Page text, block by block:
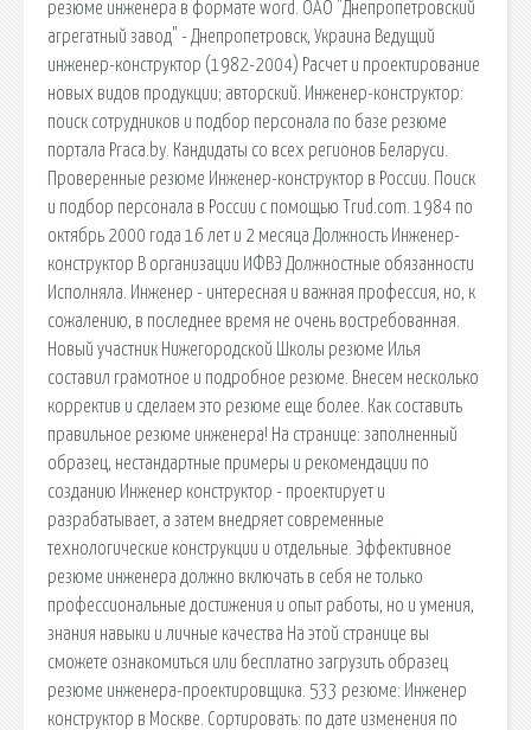
резюме инженера в формате word. ОАО "Днепропетровский
агрегатный завод" - Днепропетровск, Украина Ведущий
инженер-конструктор (1982-2004) Расчет и проектирование
новых видов продукции; авторский. Инженер-конструктор:
поиск сотрудников и подбор персонала по базе резюме
портала Praca.by. Кандидаты со всех регионов Беларуси.
Проверенные резюме Инженер-конструктор в России. Поиск
и подбор персонала в России с помощью Trud.com. 1984 по
октябрь 2000 года 16 лет и 2 месяца Должность Инженер-
конструктор В организации ИФВЭ Должностные обязанности
Исполняла. Инженер - интересная и важная профессия, но, к
сожалению, в последнее время не очень востребованная.
Новый участник Нижегородской Школы резюме Илья
составил грамотное и подробное резюме. Внесем несколько
корректив и сделаем это резюме еще более. Как составить
правильное резюме инженера! На странице: заполненный
образец, нестандартные примеры и рекомендации по
созданию Инженер конструктор - проектирует и
разрабатывает, а затем внедряет современные
технологические конструкции и отдельные. Эффективное
резюме инженера должно включать в себя не только
профессиональные достижения и опыт работы, но и умения,
знания навыки и личные качества На этой странице вы
сможете ознакомиться или бесплатно загрузить образец
резюме инженера-проектировщика. 533 резюме: Инженер
конструктор в Москве. Сортировать: по дате изменения по